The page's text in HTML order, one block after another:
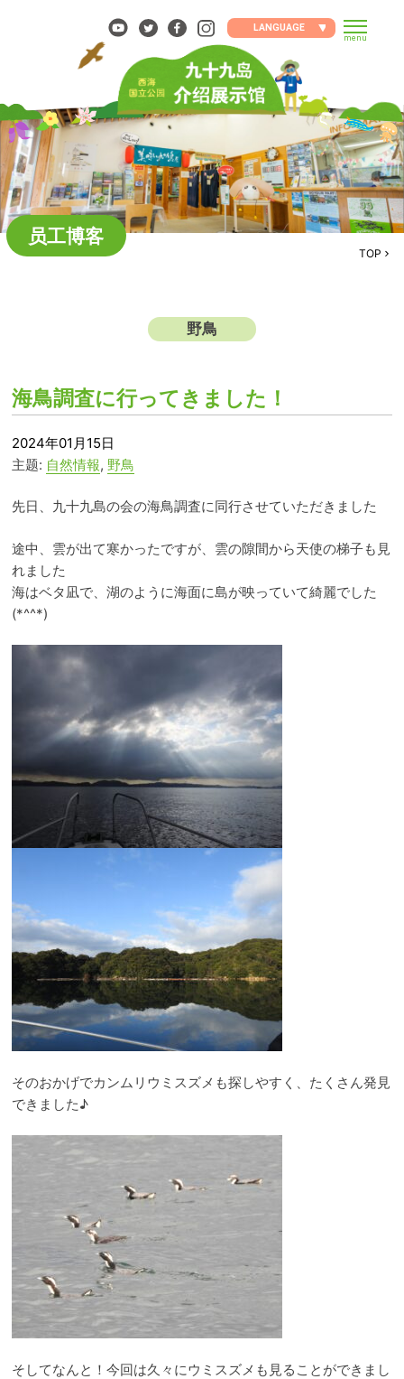
LANGUAGE
menu
TOP
员工博客
野鳥
海鳥調査に行ってきました！
2024年01月15日
主题: 自然情報, 野鳥
先日、九十九島の会の海鳥調査に同行させていただきました
途中、雲が出て寒かったですが、雲の隙間から天使の梯子も見
れました
海はベタ凪で、湖のように海面に島が映っていて綺麗でした
(*^^*)
そのおかげでカンムリウミスズメも探しやすく、たくさん発見
できました♪
そしてなんと！今回は久々にウミスズメも見ることができまし